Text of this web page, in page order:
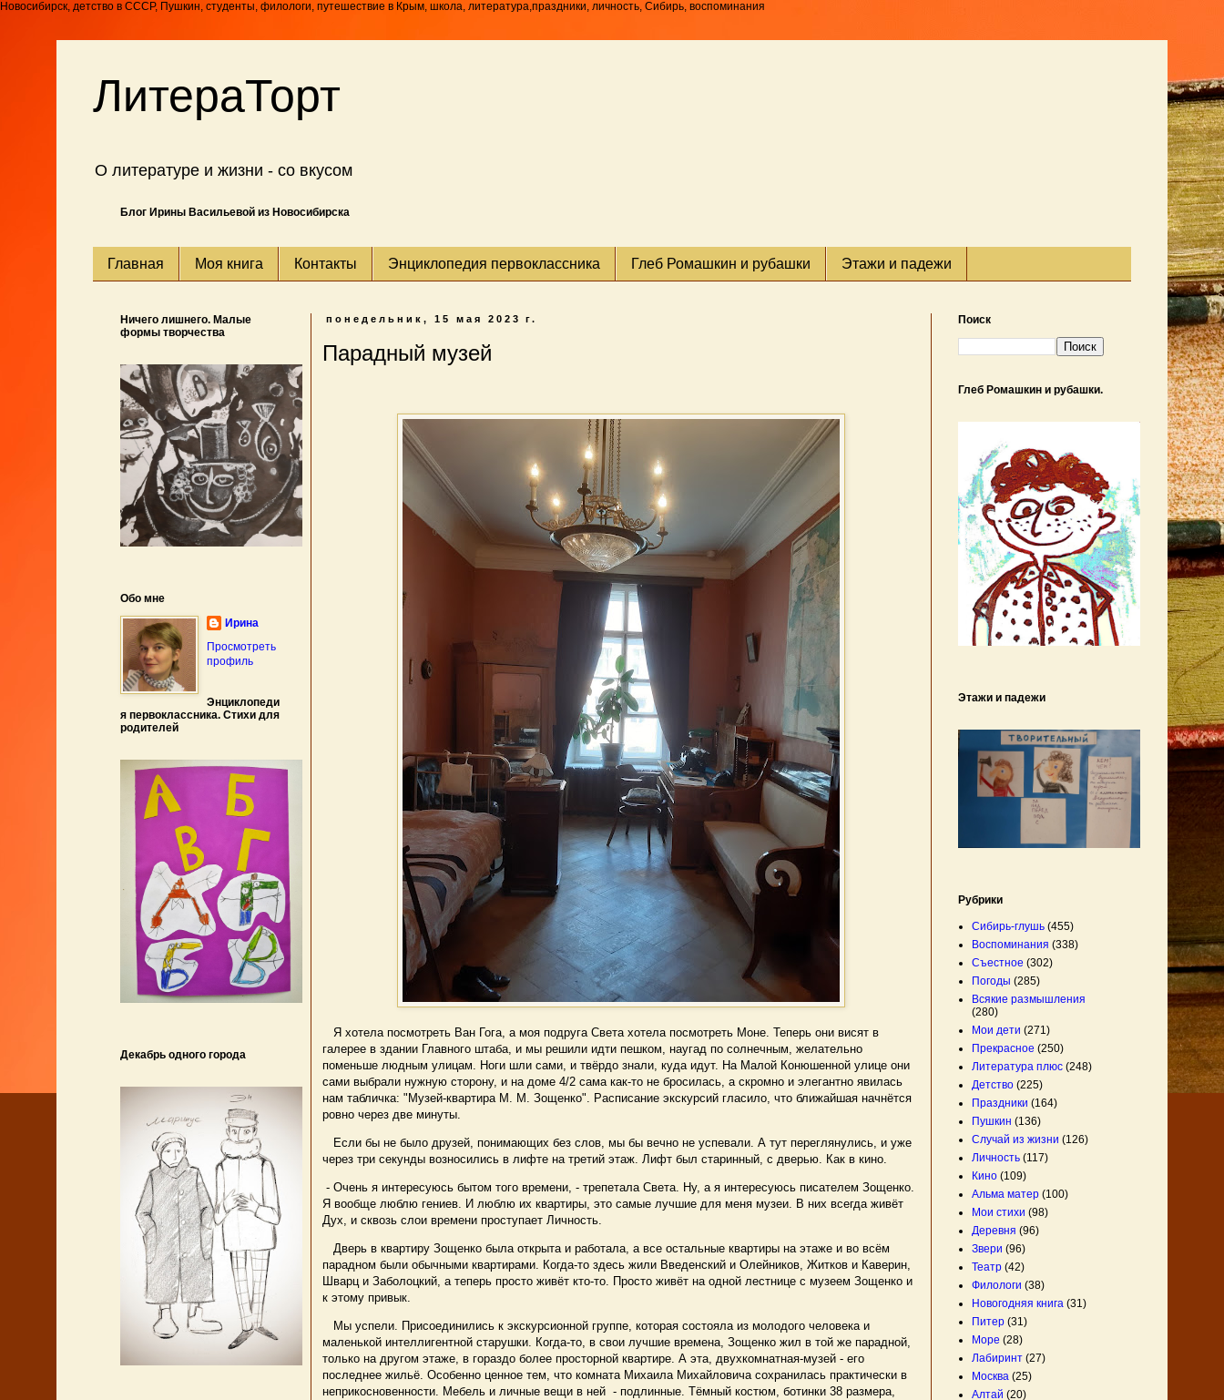
Новосибирск, детство в СССР, Пушкин, студенты, филологи, путешествие в Крым, школа, литература,праздники, личность, Сибирь, воспоминания
ЛитераТорт
О литературе и жизни - со вкусом
Блог Ирины Васильевой из Новосибирска
Главная Моя книга Контакты Энциклопедия первоклассника Глеб Ромашкин и рубашки Этажи и падежи
понедельник, 15 мая 2023 г.
Парадный музей
Я хотела посмотреть Ван Гога, а моя подруга Света хотела посмотреть Моне. Теперь они висят в
галерее в здании Главного штаба, и мы решили идти пешком, наугад по солнечным, желательно
поменьше людным улицам. Ноги шли сами, и твёрдо знали, куда идут. На Малой Конюшенной улице они
сами выбрали нужную сторону, и на доме 4/2 сама как-то не бросилась, а скромно и элегантно явилась
нам табличка: "Музей-квартира М. М. Зощенко". Расписание экскурсий гласило, что ближайшая начнётся
ровно через две минуты.
Если бы не было друзей, понимающих без слов, мы бы вечно не успевали. А тут переглянулись, и уже
через три секунды возносились в лифте на третий этаж. Лифт был старинный, с дверью. Как в кино.
- Очень я интересуюсь бытом того времени, - трепетала Света. Ну, а я интересуюсь писателем Зощенко.
Я вообще люблю гениев. И люблю их квартиры, это самые лучшие для меня музеи. В них всегда живёт
Дух, и сквозь слои времени проступает Личность.
Дверь в квартиру Зощенко была открыта и работала, а все остальные квартиры на этаже и во всём
парадном были обычными квартирами. Когда-то здесь жили Введенский и Олейников, Житков и Каверин,
Шварц и Заболоцкий, а теперь просто живёт кто-то. Просто живёт на одной лестнице с музеем Зощенко и
к этому привык.
Мы успели. Присоединились к экскурсионной группе, которая состояла из молодого человека и
маленькой интеллигентной старушки. Когда-то, в свои лучшие времена, Зощенко жил в той же парадной,
только на другом этаже, в гораздо более просторной квартире. А эта, двухкомнатная-музей - его
последнее жильё. Особенно ценное тем, что комната Михаила Михайловича сохранилась практически в
неприкосновенности. Мебель и личные вещи в ней - подлинные. Тёмный костюм, ботинки 38 размера,
Ничего лишнего. Малые
формы творчества
Обо мне
Ирина
Просмотреть
профиль
Энциклопеди
я первоклассника. Стихи для
родителей
Декабрь одного города
Поиск
Глеб Ромашкин и рубашки.
Этажи и падежи
Рубрики
Сибирь-глушь (455)
Воспоминания (338)
Съестное (302)
Погоды (285)
Всякие размышления
(280)
Мои дети (271)
Прекрасное (250)
Литература плюс (248)
Детство (225)
Праздники (164)
Пушкин (136)
Случай из жизни (126)
Личность (117)
Кино (109)
Альма матер (100)
Мои стихи (98)
Деревня (96)
Звери (96)
Театр (42)
Филологи (38)
Новогодняя книга (31)
Питер (31)
Море (28)
Лабиринт (27)
Москва (25)
Алтай (20)